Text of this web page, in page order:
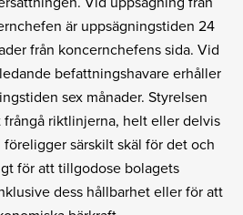
är uppsägningstiden 24
från koncernchefens sida. Vid
befattningshavare erhåller
sex månader. Styrelsen
riktlinjerna, helt eller delvis
särskilt skäl för det och
för att tillgodose bolagets
dess hållbarhet eller för att